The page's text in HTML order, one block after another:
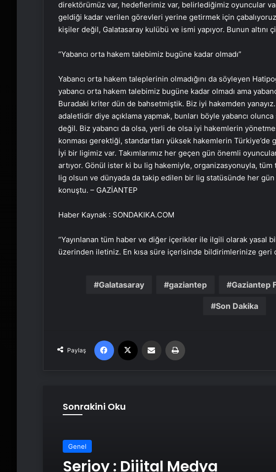
direktörümüz var, hedeflerimiz var, belirlediğimiz oyuncular
geldiği kadar verilen görevleri yerine getirmek için
kişiler değil, Galatasaray kulübü ve ismi yapıyor. Bunun altını
“Yabancı orta hakem talebimiz bugüne kadar olmadı”
Yabancı orta hakem taleplerinin olmadığını da söyleyen
yabancı orta hakem talebimiz bugüne kadar olmadı ama
Buradaki kriter dün de bahsetmiştik. Biz iyi hakemden
adaletlidir diye açıklama yapmak, bunları böyle yabancı
değil. Biz yabancı da olsa, yerli de olsa iyi hakemlerin
konması gerektiği, standartları yüksek hakemlerin Türkiye’de
İyi bir ligimiz var. Takımlarımız her geçen gün önemli
artıyor. Gönül ister ki bu lig hakemiyle, organizasyonuyla, tüm
lig olsun ve dünyada da takip edilen bir lig statüsünde her gün
konuştu. – GAZİANTEP
Haber Kaynak : SONDAKIKA.COM
“Yayınlanan tüm haber ve diğer içerikler ile ilgili olarak yasal
üzerinden iletiniz. En kısa süre içerisinde bildirimlerinize geri
Galatasaray gaziantep Gaziantep
Son Dakika
Paylaş
Facebook Email'den paylaş
Sonrakini Oku
Genel
Serjoy : Dijital Medya